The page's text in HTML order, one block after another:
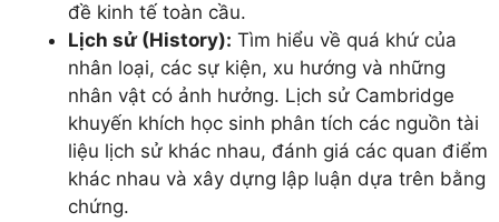
đề kinh tế toàn cầu.
Lịch sử (History): Tìm hiểu về quá khứ của
nhân loại, các sự kiện, xu hướng và những
nhân vật có ảnh hưởng. Lịch sử Cambridge
khuyến khích học sinh phân tích các nguồn tài
liệu lịch sử khác nhau, đánh giá các quan điểm
khác nhau và xây dựng lập luận dựa trên bằng
chứng.